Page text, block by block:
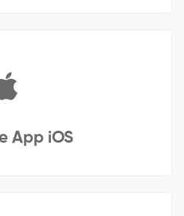
App iOS